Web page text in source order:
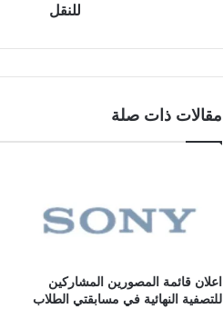
للنقل
مقالات ذات صلة
اعلان قائمة المصورين المشاركين
للتصفية النهائية في مسابقتي الطلاب